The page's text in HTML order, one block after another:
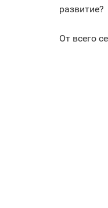
развитие?
От всего